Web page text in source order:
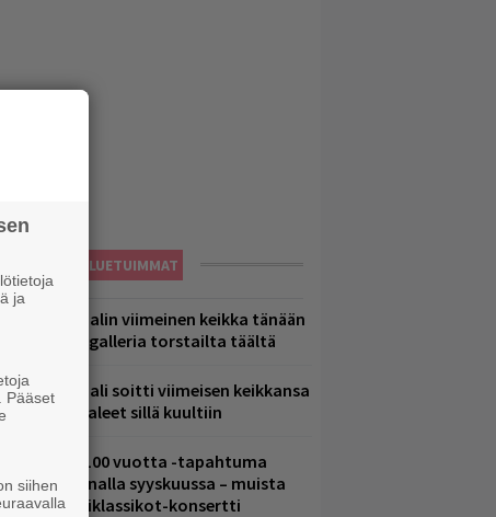
LUETUIMMAT
Eppu Normaalin viimeinen keikka tänään
– katso kuvagalleria torstailta täältä
Normaali soitti viimeisen keikkansa
nämä kappaleet sillä kuultiin
Valtava Yle 100 vuotta -tapahtuma
Arenalla syyskuussa – muista
metalliklassikot-konsertti
ja
Pääset
siihen